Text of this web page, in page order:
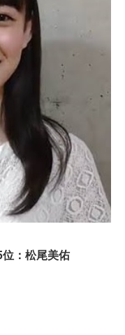
：松尾美佑